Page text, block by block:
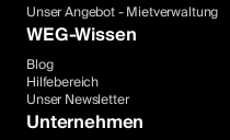
Unser Angebot - Mietverwaltung
WEG-Wissen
Blog
Hilfebereich
Unser Newsletter
Unternehmen